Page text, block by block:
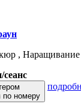
, Наращивание
сеанс
по номеру